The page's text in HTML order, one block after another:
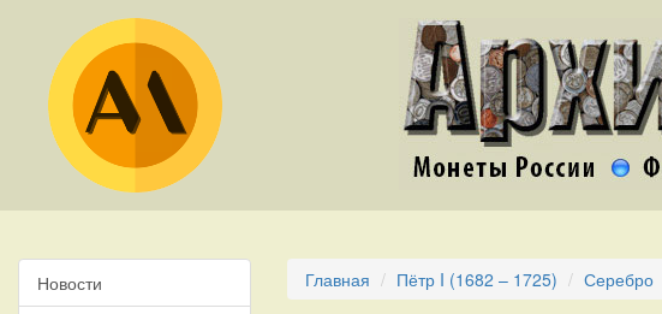
Новости
Главная Пётр I (1682 – 1725) Серебро